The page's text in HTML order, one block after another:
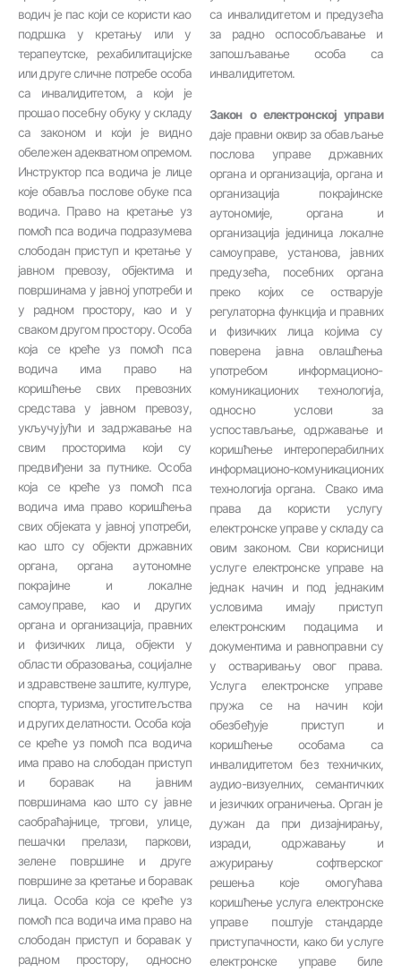
водич је пас који се користи као
подршка у кретању или у
терапеутске, рехабилитацијске
или друге сличне потребе особа
са инвалидитетом, а који је
прошао посебну обуку у складу
са законом и који је видно
обележен адекватном опремом.
Инструктор пса водича је лице
које обавља послове обуке пса
водича. Право на кретање уз
помоћ пса водича подразумева
слободан приступ и кретање у
јавном превозу, објектима и
површинама у јавној употреби и
у радном простору, као и у
сваком другом простору. Особа
која се креће уз помоћ пса
водича има право на
коришћење свих превозних
средстава у јавном превозу,
укључујући и задржавање на
свим просторима који су
предвиђени за путнике. Особа
која се креће уз помоћ пса
водича има право коришћења
свих објеката у јавној употреби,
као што су објекти државних
органа, органа аутономне
покрајине и локалне
самоуправе, као и других
органа и организација, правних
и физичких лица, објекти у
области образовања, социјалне
и здравствене заштите, културе,
спорта, туризма, угоститељства
и других делатности. Особа која
се креће уз помоћ пса водича
има право на слободан приступ
и боравак на јавним
површинама као што су јавне
саобраћајнице, тргови, улице,
пешачки прелази, паркови,
зелене површине и друге
површине за кретање и боравак
лица. Особа која се креће уз
помоћ пса водича има право на
слободан приступ и боравак у
радном простору, односно
са инвалидитетом и предузећа
за радно оспособљавање и
запошљавање особа са
инвалидитетом.
Закон о електронској управи
даје правни оквир за обављање
послова управе државних
органа и организација, органа и
организација покрајинске
аутономије, органа и
организација јединица локалне
самоуправе, установа, јавних
предузећа, посебних органа
преко којих се остварује
регулаторна функција и правних
и физичких лица којима су
поверена јавна овлашћења
употребом информационо-
комуникационих технологија,
односно услови за
успостављање, одржавање и
коришћење интероперабилних
информационо-комуникационих
технологија органа. Свако има
права да користи услугу
електронске управе у складу са
овим законом. Сви корисници
услуге електронске управе на
једнак начин и под једнаким
условима имају приступ
електронским подацима и
документима и равноправни су
у остваривању овог права.
Услуга електронске управе
пружа се на начин који
обезбеђује приступ и
коришћење особама са
инвалидитетом без техничких,
аудио-визуелних, семантичких
и језичких ограничења. Орган је
дужан да при дизајнирању,
изради, одржавању и
ажурирању софтверског
решења које омогућава
коришћење услуга електронске
управе поштује стандарде
приступачности, како би услуге
електронске управе биле